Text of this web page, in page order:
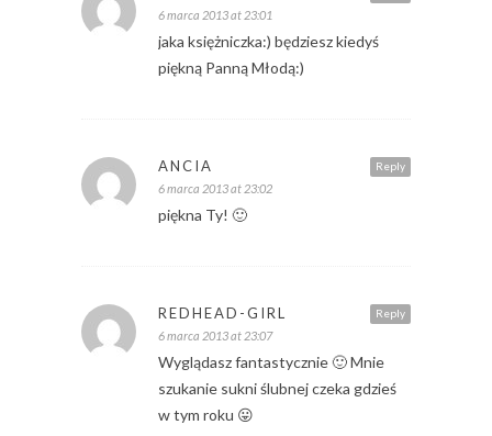
6 marca 2013 at 23:01
jaka księżniczka:) będziesz kiedyś
piękną Panną Młodą:)
Reply
ANCIA
6 marca 2013 at 23:02
piękna Ty! 🙂
Reply
REDHEAD-GIRL
6 marca 2013 at 23:07
Wyglądasz fantastycznie 🙂 Mnie
szukanie sukni ślubnej czeka gdzieś
w tym roku 😛